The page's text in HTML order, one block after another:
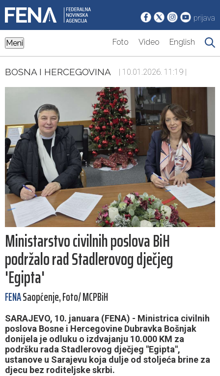
prijava
Meni Foto Video English
BOSNA I HERCEGOVINA | 10.01.2026. 11:19 |
Ministarstvo civilnih poslova BiH
podržalo rad Stadlerovog dječjeg
'Egipta'
FENASaopćenje, Foto/ MCPBiH
SARAJEVO, 10. januara (FENA) - Ministrica civilnih
poslova Bosne i Hercegovine Dubravka Bošnjak
donijela je odluku o izdvajanju 10.000 KM za
podršku rada Stadlerovog dječjeg "Egipta",
ustanove u Sarajevu koja dulje od stoljeća brine za
djecu bez roditeljske skrbi.